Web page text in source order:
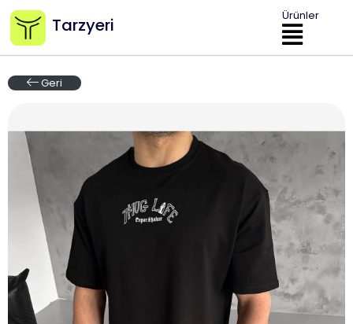
Tarzyeri Ürünler
Geri